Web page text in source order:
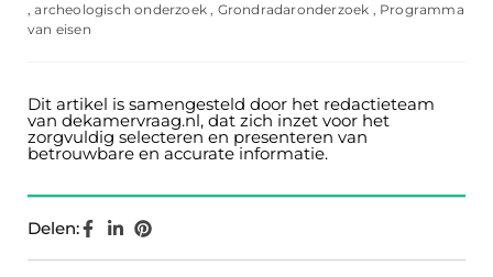
,archeologisch onderzoek , Grondradaronderzoek , Programma
van eisen
Dit artikel is samengesteld door het redactieteam
van dekamervraag.nl, dat zich inzet voor het
zorgvuldig selecteren en presenteren van
betrouwbare en accurate informatie.
Delen: